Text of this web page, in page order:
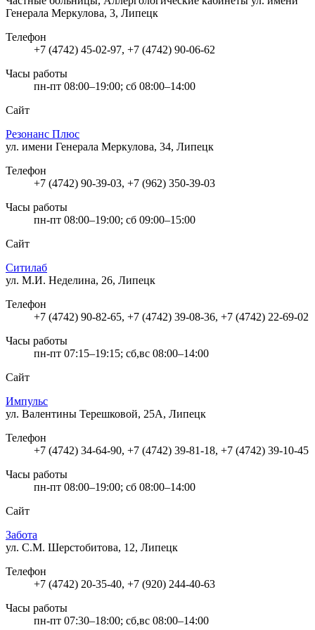
Генерала Меркулова, 3, Липецк
Телефон
+7 (4742) 45-02-97, +7 (4742) 90-06-62
Часы работы
пн-пт 08:00–19:00; сб 08:00–14:00
Сайт
Резонанс Плюс
ул. имени Генерала Меркулова, 34, Липецк
Телефон
+7 (4742) 90-39-03, +7 (962) 350-39-03
Часы работы
пн-пт 08:00–19:00; сб 09:00–15:00
Сайт
Ситилаб
ул. М.И. Неделина, 26, Липецк
Телефон
+7 (4742) 90-82-65, +7 (4742) 39-08-36, +7 (4742) 22-69-02
Часы работы
пн-пт 07:15–19:15; сб,вс 08:00–14:00
Сайт
Импульс
ул. Валентины Терешковой, 25А, Липецк
Телефон
+7 (4742) 34-64-90, +7 (4742) 39-81-18, +7 (4742) 39-10-45
Часы работы
пн-пт 08:00–19:00; сб 08:00–14:00
Сайт
Забота
ул. С.М. Шерстобитова, 12, Липецк
Телефон
+7 (4742) 20-35-40, +7 (920) 244-40-63
Часы работы
пн-пт 07:30–18:00; сб,вс 08:00–14:00